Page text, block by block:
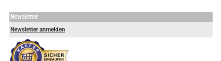
Newsletter
Newsletter anmelden